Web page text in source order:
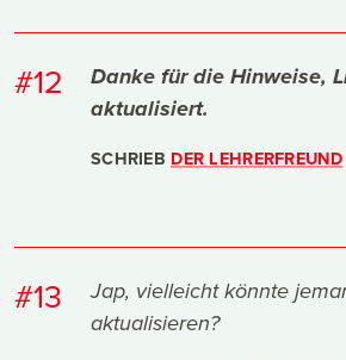
#12
Danke für die Hinweise,
aktualisiert.
SCHRIEB DER LEHRERFREUND
#13
Jap, vielleicht könnte
aktualisieren?